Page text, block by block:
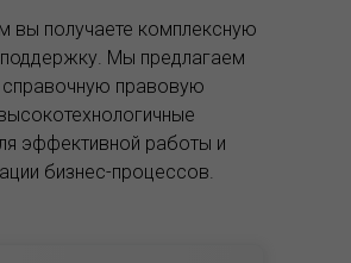
вы получаете комплексную
Мы предлагаем
правовую
эффективной работы и
бизнес-процессов.